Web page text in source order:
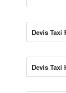
Devis
Devis Taxi